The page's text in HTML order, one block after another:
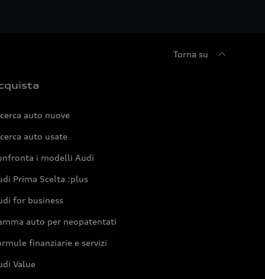
Torna su
auto nuove
auto usate
i modelli Audi
Prima Scelta :plus
for business
auto per neopatentati
finanziarie e servizi
Value